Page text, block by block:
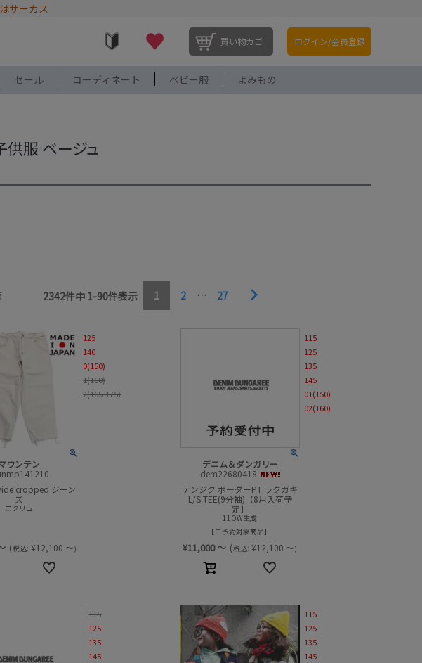
サーカス
買い物カゴ ログイン/会員登録
セール コーディネート ベビー服 よみもの
供服 ベージュ
カラー
2342件中 1-90件表示 1 2 … 27
ウンテン
cropped ジーン
ズ
エクリュ
(税込: ¥12,100 ～)
125
140
0(150)
1(160)
2(165-175)
デニム＆ダンガリー
dem22680418
テンジク ボーダーPT ラクガキ
L/S TEE(9分袖)【8月入荷予
定】
11OW生成
ご予約対象商品
¥11,000～ (税込: ¥12,100 ～)
115
125
135
145
01(150)
02(160)
115
125
135
145
115
125
135
145